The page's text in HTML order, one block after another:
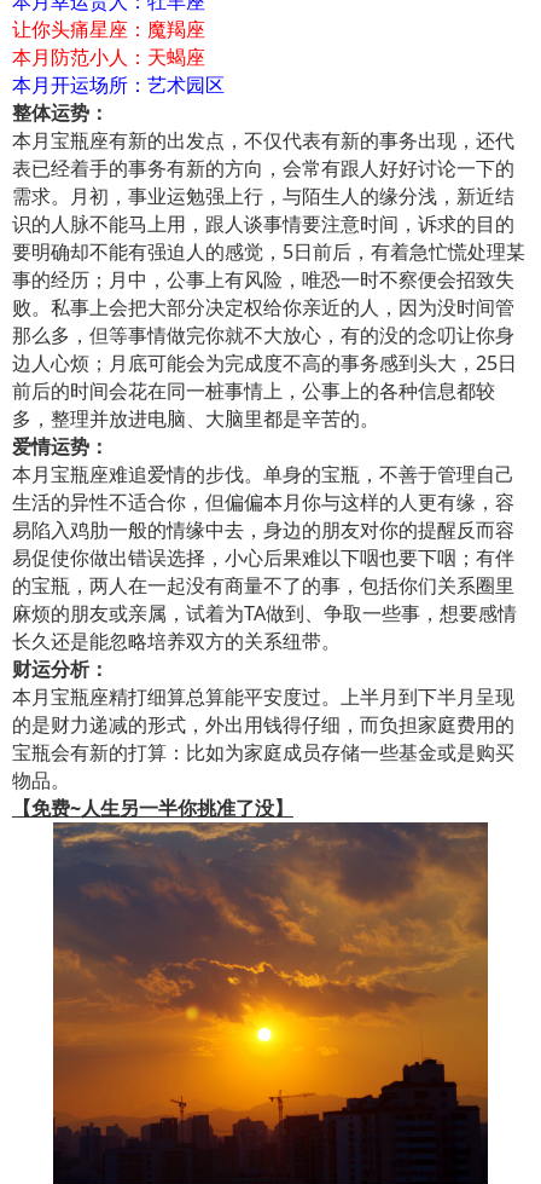
让你头痛星座：魔羯座
本月防范小人：天蝎座
本月开运场所：艺术园区
整体运势：
本月宝瓶座有新的出发点，不仅代表有新的事务出现，还代
表已经着手的事务有新的方向，会常有跟人好好讨论一下的
需求。月初，事业运勉强上行，与陌生人的缘分浅，新近结
识的人脉不能马上用，跟人谈事情要注意时间，诉求的目的
要明确却不能有强迫人的感觉，5日前后，有着急忙慌处理某
事的经历；月中，公事上有风险，唯恐一时不察便会招致失
败。私事上会把大部分决定权给你亲近的人，因为没时间管
那么多，但等事情做完你就不大放心，有的没的念叨让你身
边人心烦；月底可能会为完成度不高的事务感到头大，25日
前后的时间会花在同一桩事情上，公事上的各种信息都较
多，整理并放进电脑、大脑里都是辛苦的。
爱情运势：
本月宝瓶座难追爱情的步伐。单身的宝瓶，不善于管理自己
生活的异性不适合你，但偏偏本月你与这样的人更有缘，容
易陷入鸡肋一般的情缘中去，身边的朋友对你的提醒反而容
易促使你做出错误选择，小心后果难以下咽也要下咽；有伴
的宝瓶，两人在一起没有商量不了的事，包括你们关系圈里
麻烦的朋友或亲属，试着为TA做到、争取一些事，想要感情
长久还是能忽略培养双方的关系纽带。
财运分析：
本月宝瓶座精打细算总算能平安度过。上半月到下半月呈现
的是财力递减的形式，外出用钱得仔细，而负担家庭费用的
宝瓶会有新的打算：比如为家庭成员存储一些基金或是购买
物品。
【免费~人生另一半你挑准了没】